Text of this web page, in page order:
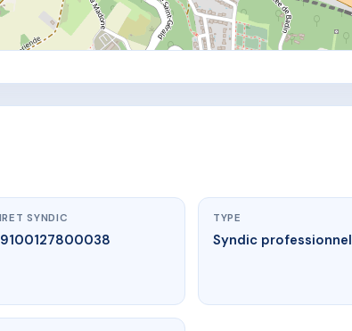
SYNDIC TYPE
Syndic professionnel